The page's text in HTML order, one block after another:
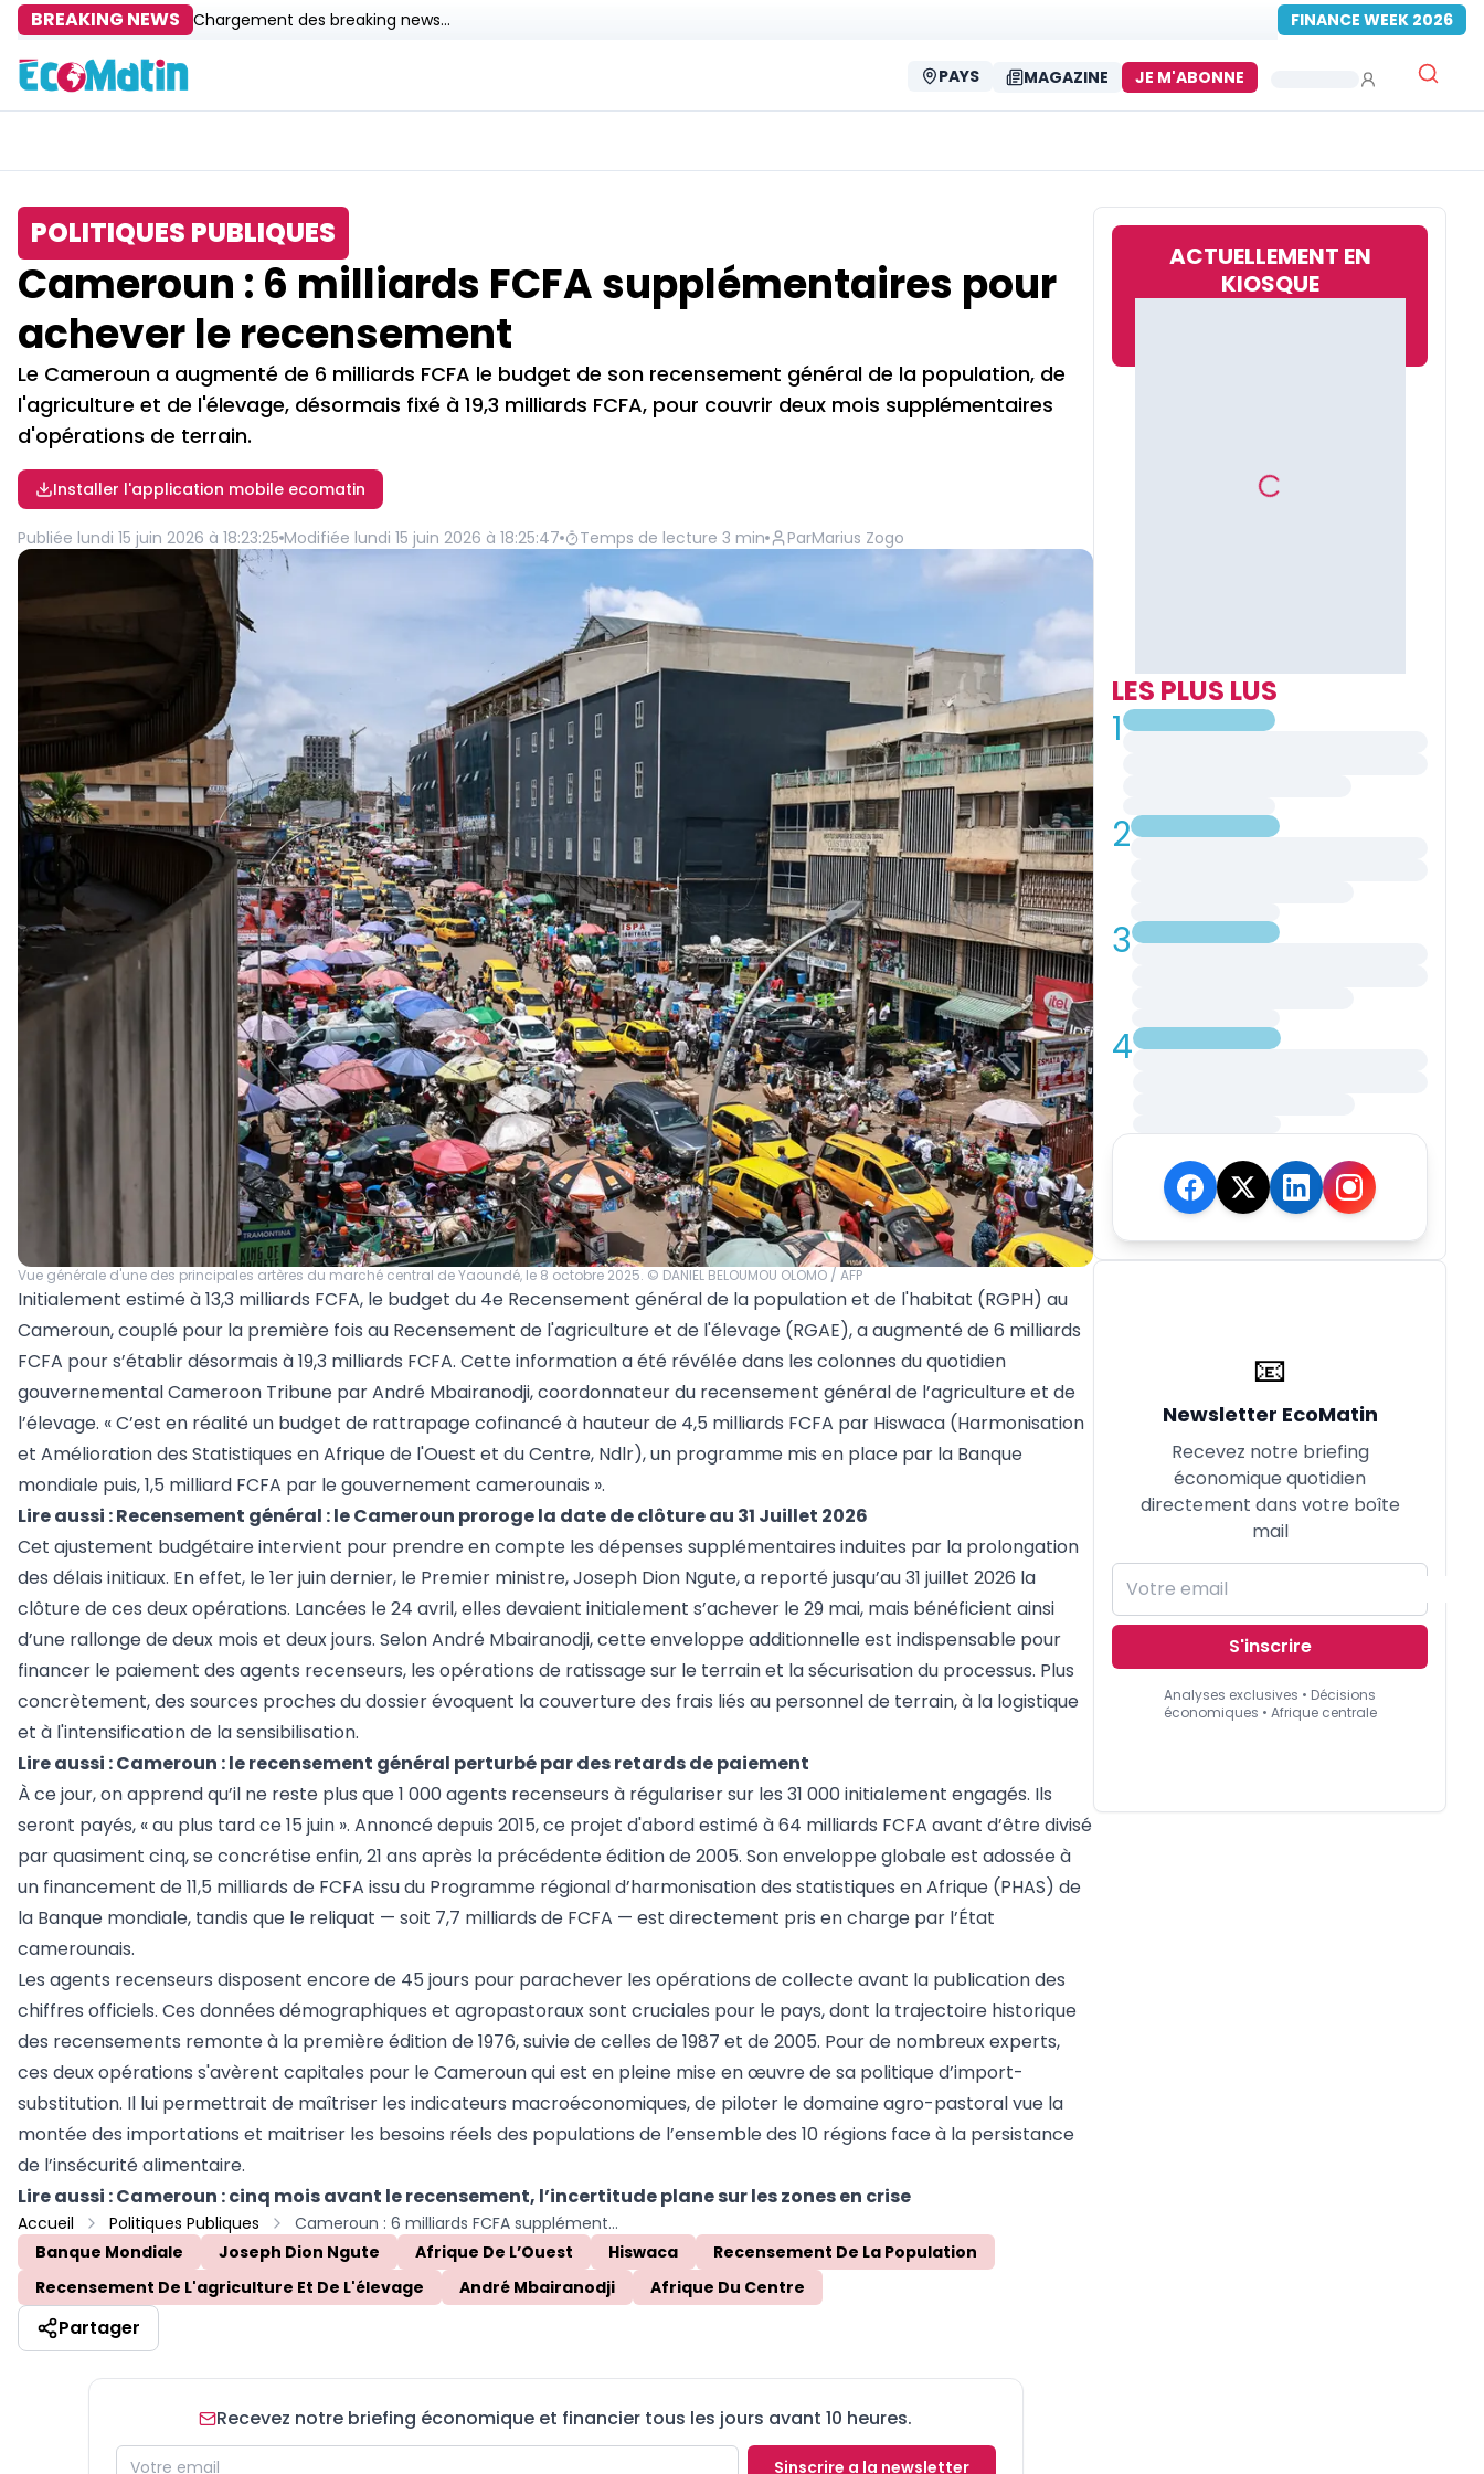
BREAKING NEWS Chargement des breaking news... FINANCE WEEK 2026
PAYS MAGAZINE JE M'ABONNE
POLITIQUES PUBLIQUES
Cameroun : 6 milliards FCFA supplémentaires pour
achever le recensement
Le Cameroun a augmenté de 6 milliards FCFA le budget de son recensement général de la population, de
l'agriculture et de l'élevage, désormais fixé à 19,3 milliards FCFA, pour couvrir deux mois supplémentaires
d'opérations de terrain.
Installer l'application mobile ecomatin
Publiée lundi 15 juin 2026 à 18:23:25 Modifiée lundi 15 juin 2026 à 18:25:47 Temps de lecture 3 min ParMarius Zogo
Vue générale d'une des principales artères du marché central de Yaoundé, le 8 octobre 2025. © DANIEL BELOUMOU OLOMO / AFP
Initialement estimé à 13,3 milliards FCFA, le budget du 4e Recensement général de la population et de l'habitat (RGPH) au
Cameroun, couplé pour la première fois au Recensement de l'agriculture et de l'élevage (RGAE), a augmenté de 6 milliards
FCFA pour s’établir désormais à 19,3 milliards FCFA. Cette information a été révélée dans les colonnes du quotidien
gouvernemental Cameroon Tribune par André Mbairanodji, coordonnateur du recensement général de l’agriculture et de
l’élevage. « C’est en réalité un budget de rattrapage cofinancé à hauteur de 4,5 milliards FCFA par Hiswaca (Harmonisation
et Amélioration des Statistiques en Afrique de l'Ouest et du Centre, Ndlr), un programme mis en place par la Banque
mondiale puis, 1,5 milliard FCFA par le gouvernement camerounais ».
Lire aussi :Recensement général : le Cameroun proroge la date de clôture au 31 Juillet 2026
Cet ajustement budgétaire intervient pour prendre en compte les dépenses supplémentaires induites par la prolongation
des délais initiaux. En effet, le 1er juin dernier, le Premier ministre, Joseph Dion Ngute, a reporté jusqu’au 31 juillet 2026 la
clôture de ces deux opérations. Lancées le 24 avril, elles devaient initialement s’achever le 29 mai, mais bénéficient ainsi
d’une rallonge de deux mois et deux jours. Selon André Mbairanodji, cette enveloppe additionnelle est indispensable pour
financer le paiement des agents recenseurs, les opérations de ratissage sur le terrain et la sécurisation du processus. Plus
concrètement, des sources proches du dossier évoquent la couverture des frais liés au personnel de terrain, à la logistique
et à l'intensification de la sensibilisation.
Lire aussi :Cameroun : le recensement général perturbé par des retards de paiement
À ce jour, on apprend qu’il ne reste plus que 1 000 agents recenseurs à régulariser sur les 31 000 initialement engagés. Ils
seront payés, « au plus tard ce 15 juin ». Annoncé depuis 2015, ce projet d'abord estimé à 64 milliards FCFA avant d’être divisé
par quasiment cinq, se concrétise enfin, 21 ans après la précédente édition de 2005. Son enveloppe globale est adossée à
un financement de 11,5 milliards de FCFA issu du Programme régional d’harmonisation des statistiques en Afrique (PHAS) de
la Banque mondiale, tandis que le reliquat — soit 7,7 milliards de FCFA — est directement pris en charge par l’État
camerounais.
Les agents recenseurs disposent encore de 45 jours pour parachever les opérations de collecte avant la publication des
chiffres officiels. Ces données démographiques et agropastoraux sont cruciales pour le pays, dont la trajectoire historique
des recensements remonte à la première édition de 1976, suivie de celles de 1987 et de 2005. Pour de nombreux experts,
ces deux opérations s'avèrent capitales pour le Cameroun qui est en pleine mise en œuvre de sa politique d’import-
substitution. Il lui permettrait de maîtriser les indicateurs macroéconomiques, de piloter le domaine agro-pastoral vue la
montée des importations et maitriser les besoins réels des populations de l’ensemble des 10 régions face à la persistance
de l’insécurité alimentaire.
Lire aussi :Cameroun : cinq mois avant le recensement, l’incertitude plane sur les zones en crise
Accueil Politiques Publiques
Cameroun : 6 milliards FCFA supplémentaires pour achever le recensement
Banque Mondiale
Joseph Dion Ngute Afrique De L’Ouest Hiswaca
Recensement De La Population
Recensement De L'agriculture Et De L'élevage
André Mbairanodji Afrique Du Centre
Partager
Recevez notre briefing économique et financier tous les jours avant 10 heures.
Sinscrire a la newsletter
ACTUELLEMENT EN
KIOSQUE
LES PLUS LUS
1
2
3
4
📧
Newsletter EcoMatin
Recevez notre briefing
économique quotidien
directement dans votre boîte
mail
S'inscrire
Analyses exclusives • Décisions
économiques • Afrique centrale